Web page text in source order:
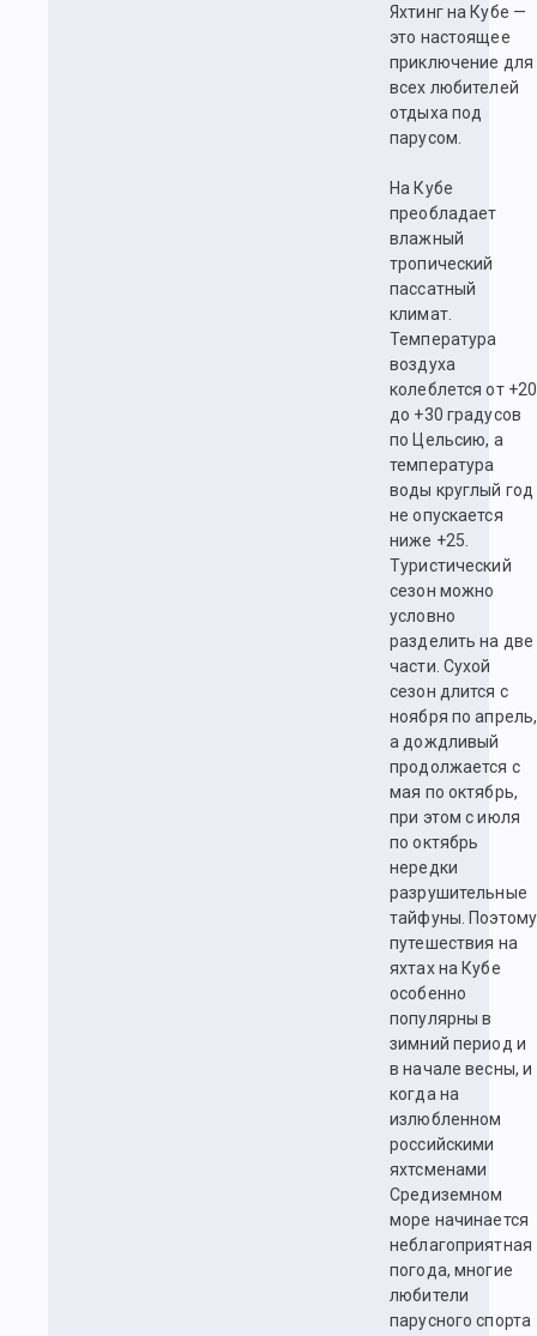
Яхтинг на Кубе —
это настоящее
приключение для
всех любителей
отдыха под
парусом.
На Кубе
преобладает
влажный
тропический
пассатный
климат.
Температура
воздуха
колеблется от +20
до +30 градусов
по Цельсию, а
температура
воды круглый год
не опускается
ниже +25.
Туристический
сезон можно
условно
разделить на две
части. Сухой
сезон длится с
ноября по апрель,
а дождливый
продолжается с
мая по октябрь,
при этом с июля
по октябрь
нередки
разрушительные
тайфуны. Поэтому
путешествия на
яхтах на Кубе
особенно
популярны в
зимний период и
в начале весны, и
когда на
излюбленном
российскими
яхтсменами
Средиземном
море начинается
неблагоприятная
погода, многие
любители
парусного спорта